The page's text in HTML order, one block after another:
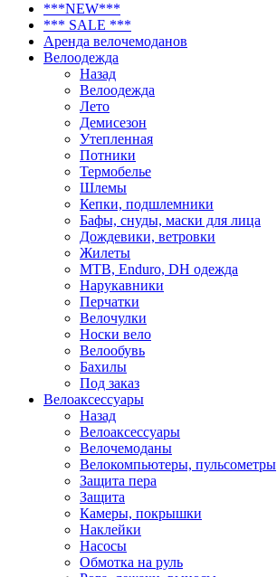
***NEW***
*** SALE ***
Аренда велочемоданов
Велоодежда
Назад
Велоодежда
Лето
Демисезон
Утепленная
Потники
Термобелье
Шлемы
Кепки, подшлемники
Бафы, снуды, маски для лица
Дождевики, ветровки
Жилеты
MTB, Enduro, DH одежда
Нарукавники
Перчатки
Велочулки
Носки вело
Велообувь
Бахилы
Под заказ
Велоаксессуары
Назад
Велоаксессуары
Велочемоданы
Велокомпьютеры, пульсометры
Защита пера
Защита
Камеры, покрышки
Наклейки
Насосы
Обмотка на руль